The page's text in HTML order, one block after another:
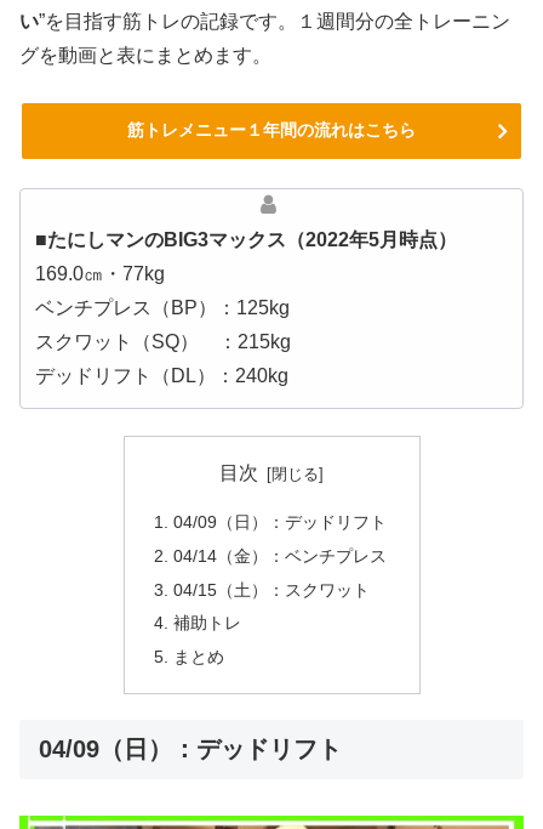
い”を目指す筋トレの記録です。１週間分の全トレーニン
グを動画と表にまとめます。
筋トレメニュー１年間の流れはこちら
■たにしマンのBIG3マックス（2022年5月時点）
169.0㎝・77kg
ベンチプレス（BP）：125kg
スクワット（SQ） ：215kg
デッドリフト（DL）：240kg
目次
04/09（日）：デッドリフト
04/14（金）：ベンチプレス
04/15（土）：スクワット
補助トレ
まとめ
04/09（日）：デッドリフト